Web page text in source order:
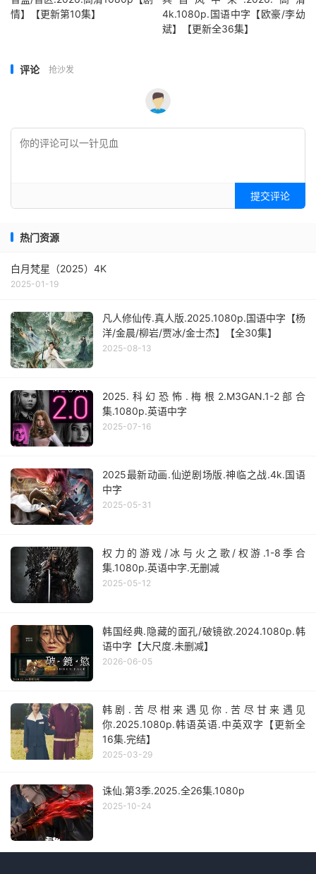
情】【更新第10集】
4k.1080p.国语中字【欧豪/李幼
斌】【更新全36集】
评论 抢沙发
提交评论
热门资源
白月梵星（2025）4K
2025-01-19
凡人修仙传.真人版.2025.1080p.国语中字【杨
洋/金晨/柳岩/贾冰/金士杰】【全30集】
2025-08-13
2025.科幻恐怖.梅根2.M3GAN.1-2部合
集.1080p.英语中字
2025-07-16
2025最新动画.仙逆剧场版.神临之战.4k.国语
中字
2025-05-31
权力的游戏/冰与火之歌/权游.1-8季合
集.1080p.英语中字.无删减
2025-05-12
韩国经典.隐藏的面孔/破镜欲.2024.1080p.韩
语中字【大尺度.未删减】
2026-06-05
韩剧.苦尽柑来遇见你.苦尽甘来遇见
你.2025.1080p.韩语英语.中英双字【更新全
16集.完结】
2025-03-29
诛仙.第3季.2025.全26集.1080p
2025-10-24